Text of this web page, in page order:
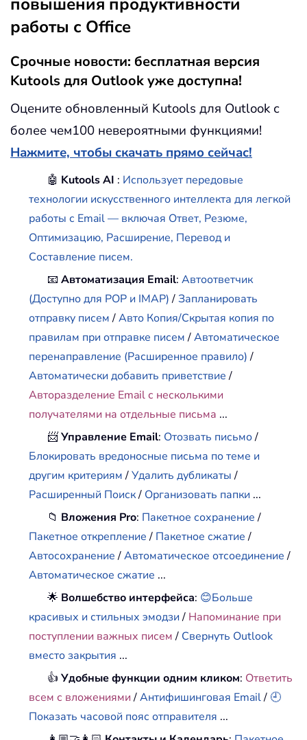
работы с Office
Срочные новости: бесплатная версия
Kutools для Outlook уже доступна!
Оцените обновленный Kutools для Outlook с
более чем100 невероятными функциями!
Нажмите, чтобы скачать прямо сейчас!
🤖 Kutools AI : Использует передовые
технологии искусственного интеллекта для легкой
работы с Email — включая Ответ, Резюме,
Оптимизацию, Расширение, Перевод и
Составление писем.
📧Автоматизация Email:Автоответчик
(Доступно для POP и IMAP)/Запланировать
отправку писем/Авто Копия/Скрытая копия по
правилам при отправке писем/Автоматическое
перенаправление (Расширенное правило)/
Автоматически добавить приветствие/
Авторазделение Email с несколькими
получателями на отдельные письма ...
📨Управление Email: Отозвать письмо/
Блокировать вредоносные письма по теме и
другим критериям/Удалить дубликаты/
Расширенный Поиск/ Организовать папки ...
📁 Вложения Pro: Пакетное сохранение/
Пакетное открепление/ Пакетное сжатие/
Автосохранение/Автоматическое отсоединение/
Автоматическое сжатие ...
🌟 Волшебство интерфейса: 😊Больше
красивых и стильных эмодзи/ Напоминание при
поступлении важных писем/ Свернуть Outlook
вместо закрытия ...
👍Удобные функции одним кликом: Ответить
всем с вложениями /Антифишинговая Email/ 🕘
Показать часовой пояс отправителя ...